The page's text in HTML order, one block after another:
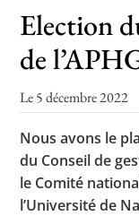
Lettre
Election
de
Le 5 décembre 2022
Nous avons le
du Conseil de
le Comité
l’Université de